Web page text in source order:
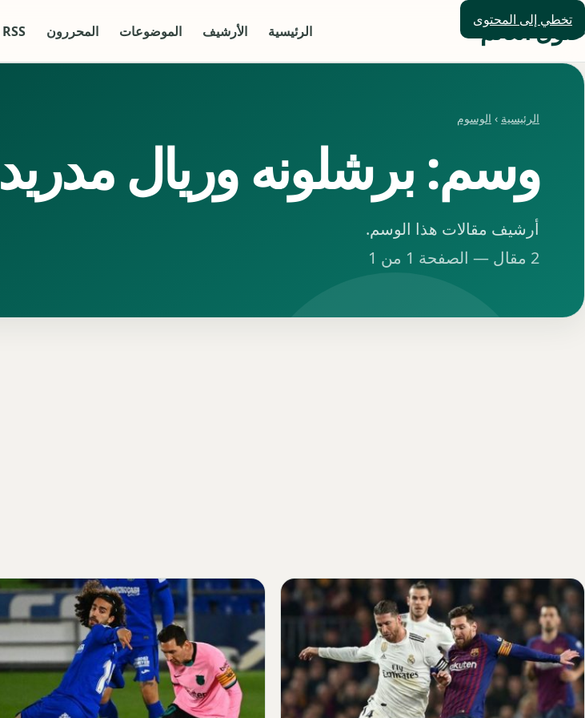
تخطي إلى المحتوى
حلول العالم الرئيسية الأرشيف الموضوعات المحررون RSS
الرئيسية › الوسوم
وسم: برشلونه وريال مدريد
أرشيف مقالات هذا الوسم.
2 مقال — الصفحة 1 من 1